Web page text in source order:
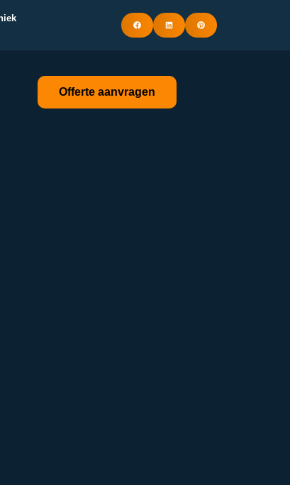
Offerte aanvragen